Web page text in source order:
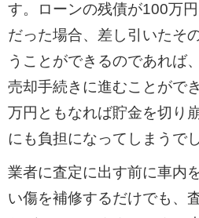
す。ローンの残債が100万
だった場合、差し引いたそ
うことができるのであれば
売却手続きに進むことがで
万円ともなれば貯金を切り
にも負担になってしまうでし
業者に査定に出す前に車内
い傷を補修するだけでも、